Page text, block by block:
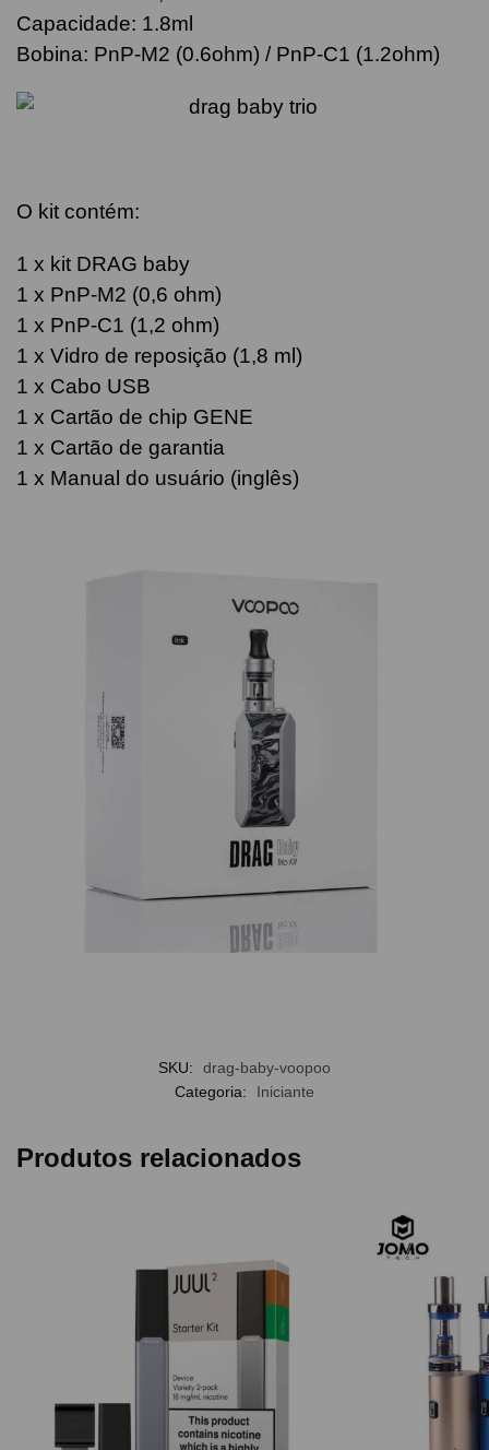
Capacidade: 1.8ml
Bobina: PnP-M2 (0.6ohm) / PnP-C1 (1.2ohm)
O kit contém:
1 x kit DRAG baby
1 x PnP-M2 (0,6 ohm)
1 x PnP-C1 (1,2 ohm)
1 x Vidro de reposição (1,8 ml)
1 x Cabo USB
1 x Cartão de chip GENE
1 x Cartão de garantia
1 x Manual do usuário (inglês)
SKU:
drag-baby-voopoo
Categoria:
Iniciante
Produtos relacionados